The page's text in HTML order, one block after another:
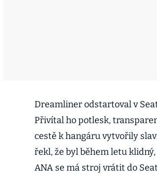
Dreamliner odstartoval v
Přivítal ho potlesk,
cestě k hangáru vytvořily
řekl, že byl během letu
ANA se má stroj vrátit do